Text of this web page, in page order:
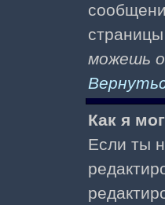
можешь
Как я
Если ты